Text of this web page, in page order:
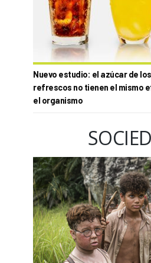
Nuevo estudio: el azúcar de
refrescos no tienen el mismo
el organismo